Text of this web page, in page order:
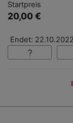
Startpreis
20,00 €
Endet: